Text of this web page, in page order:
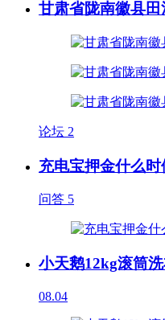
甘肃省陇南徽县田
论坛 2
充电宝押金什么时
问答 5
小天鹅12kg滚筒
08.04